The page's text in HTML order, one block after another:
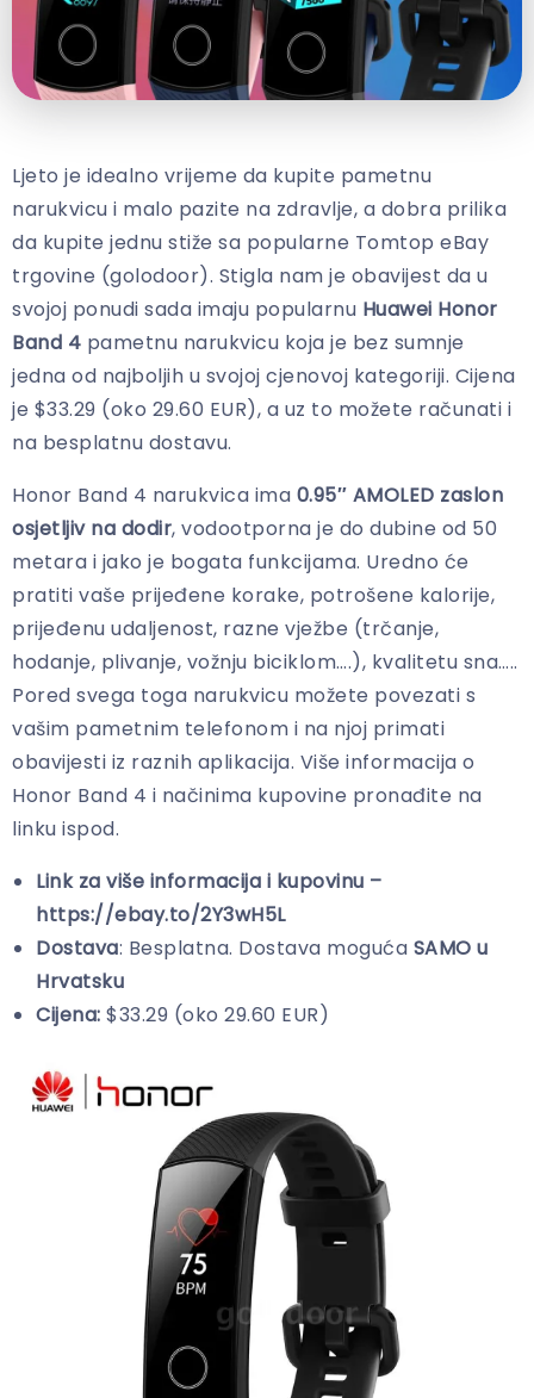
Ljeto je idealno vrijeme da kupite pametnu
narukvicu i malo pazite na zdravlje, a dobra prilika
da kupite jednu stiže sa popularne Tomtop eBay
trgovine (golodoor). Stigla nam je obavijest da u
svojoj ponudi sada imaju popularnu Huawei Honor
Band 4 pametnu narukvicu koja je bez sumnje
jedna od najboljih u svojoj cjenovoj kategoriji. Cijena
je $33.29 (oko 29.60 EUR), a uz to možete računati i
na besplatnu dostavu.
Honor Band 4 narukvica ima 0.95″ AMOLED zaslon
osjetljiv na dodir, vodootporna je do dubine od 50
metara i jako je bogata funkcijama. Uredno će
pratiti vaše prijeđene korake, potrošene kalorije,
prijeđenu udaljenost, razne vježbe (trčanje,
hodanje, plivanje, vožnju biciklom….), kvalitetu sna…..
Pored svega toga narukvicu možete povezati s
vašim pametnim telefonom i na njoj primati
obavijesti iz raznih aplikacija. Više informacija o
Honor Band 4 i načinima kupovine pronađite na
linku ispod.
Link za više informacija i kupovinu –
https://ebay.to/2Y3wH5L
Dostava: Besplatna. Dostava moguća SAMO u
Hrvatsku
Cijena: $33.29 (oko 29.60 EUR)